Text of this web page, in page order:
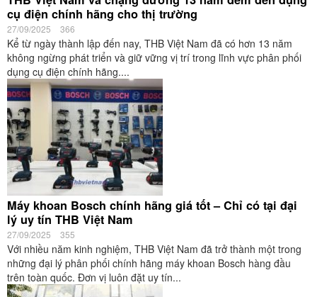
cụ điện chính hãng cho thị trường
27/09/2025 366
Kể từ ngày thành lập đến nay, THB Việt Nam đã có hơn 13 năm
không ngừng phát triển và giữ vững vị trí trong lĩnh vực phân phối
dụng cụ điện chính hãng....
Máy khoan Bosch chính hãng giá tốt – Chỉ có tại đại
lý uy tín THB Việt Nam
27/09/2025 355
Với nhiều năm kinh nghiệm, THB Việt Nam đã trở thành một trong
những đại lý phân phối chính hãng máy khoan Bosch hàng đầu
trên toàn quốc. Đơn vị luôn đặt uy tín...